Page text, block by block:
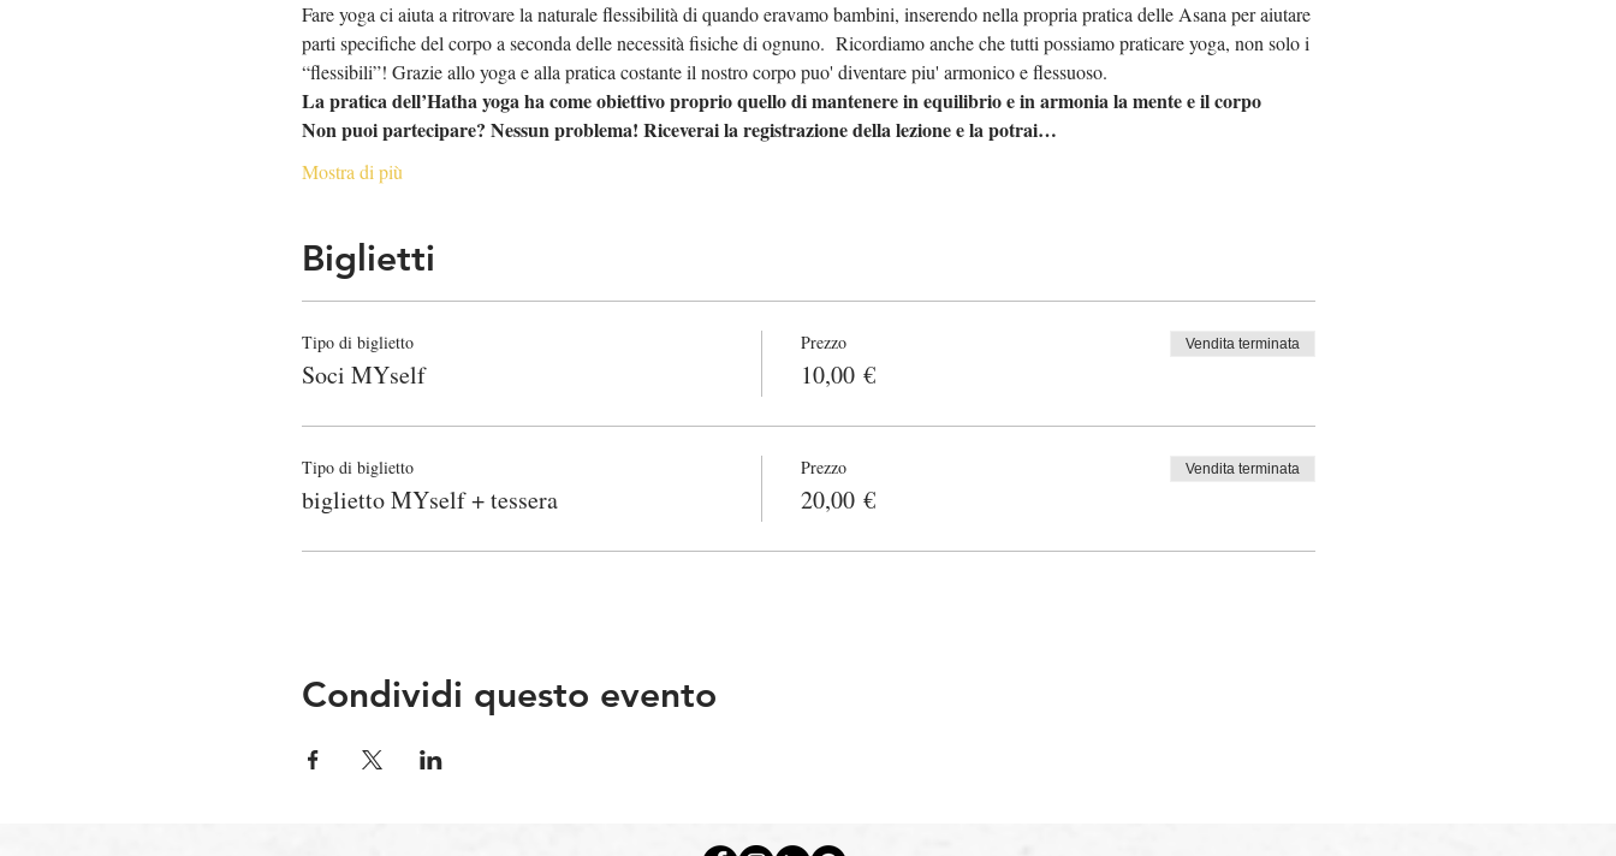
Fare yoga ci aiuta a ritrovare la naturale flessibilità di quando eravamo bambini, inserendo nella propria pratica delle Asana per aiutare
parti specifiche del corpo a seconda delle necessità fisiche di ognuno.  Ricordiamo anche che tutti possiamo praticare yoga, non solo i
“flessibili”! Grazie allo yoga e alla pratica costante il nostro corpo puo' diventare piu' armonico e flessuoso.
La pratica dell’Hatha yoga ha come obiettivo proprio quello di mantenere in equilibrio e in armonia la mente e il corpo
Non puoi partecipare? Nessun problema! Riceverai la registrazione della lezione e la potrai…
Mostra di più
Biglietti
Tipo di biglietto
Soci MYself
Prezzo
10,00 €
Vendita terminata
Tipo di biglietto
biglietto MYself + tessera
Prezzo
20,00 €
Vendita terminata
Condividi questo evento